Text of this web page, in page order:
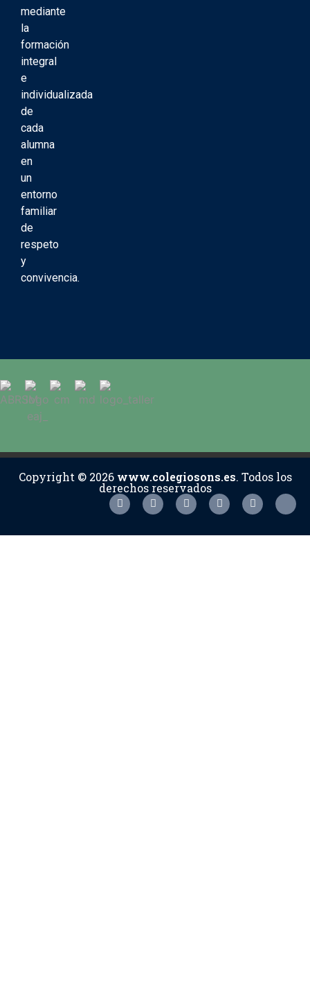
mediante
la
formación
integral
e
individualizada
de
cada
alumna
en
un
entorno
familiar
de
respeto
y
convivencia.
Copyright © 2026 www.colegiosons.es. Todos los
derechos reservados